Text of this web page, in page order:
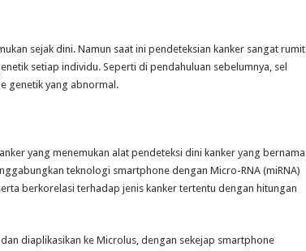
sejak dini. Namun saat ini pendeteksian kanker sangat rumit
setiap individu. Seperti di pendahuluan sebelumnya, sel
genetik yang abnormal.
yang menemukan alat pendeteksi dini kanker yang bernama
teknologi smartphone dengan Micro-RNA (miRNA)
berkorelasi terhadap jenis kanker tertentu dengan hitungan
diaplikasikan ke Microlus, dengan sekejap smartphone